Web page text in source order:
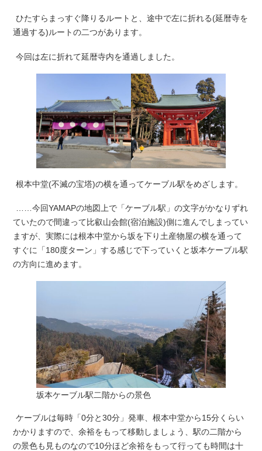
ひたすらまっすぐ降りるルートと、途中で左に折れる(延暦寺を
通過する)ルートの二つがあります。
今回は左に折れて延暦寺内を通過しました。
根本中堂(不滅の宝塔)の横を通ってケーブル駅をめざします。
……今回YAMAPの地図上で「ケーブル駅」の文字がかなりずれ
ていたので間違って比叡山会館(宿泊施設)側に進んでしまってい
ますが、実際には根本中堂から坂を下り土産物屋の横を通って
すぐに「180度ターン」する感じで下っていくと坂本ケーブル駅
の方向に進めます。
坂本ケーブル駅二階からの景色
ケーブルは毎時「0分と30分」発車、根本中堂から15分くらい
かかりますので、余裕をもって移動しましょう、駅の二階から
の景色も見ものなので10分ほど余裕をもって行っても時間は十